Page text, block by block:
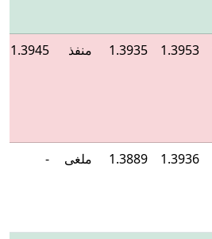
1.3953
1.3935 منفذ 1.3945
1.3936
1.3889 ملغى -